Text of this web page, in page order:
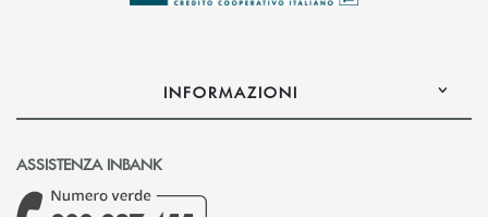
INFORMAZIONI
ASSISTENZA INBANK